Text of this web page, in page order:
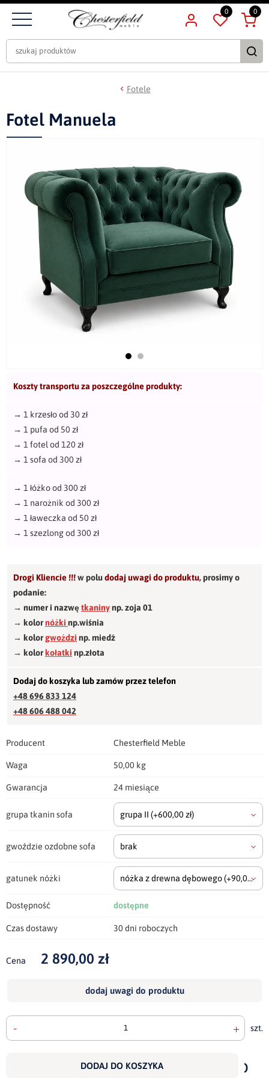
0 0
Fotele
Fotel Manuela
Koszty transportu za poszczególne produkty:
→ 1 krzesło od 30 zł
→ 1 pufa od 50 zł
→ 1 fotel od 120 zł
→ 1 sofa od 300 zł
→ 1 łóżko od 300 zł
→ 1 narożnik od 300 zł
→ 1 ławeczka od 50 zł
→ 1 szezlong od 300 zł
Drogi Kliencie !!!w poludodaj uwagi do produktu,prosimy o
podanie:
→ numer i nazwętkaninynp. zoja 01
→ kolornóżki np.wiśnia
→ kolorgwożdzi np. miedź
→ kolorkołatki np.złota
Dodaj do koszyka lub zamów przez telefon
+48 696 833 124
+48 606 488 042
Producent Chesterfield Meble
Waga 50,00 kg
Gwarancja 24 miesiące
grupa tkanin sofa grupa II (+600,00 zł)
gwoździe ozdobne sofa brak
gatunek nóżki nóżka z drewna dębowego(+90,00 zł)
Dostępność dostępne
Czas dostawy 30 dni roboczych
Cena 2 890,00 zł
dodaj uwagi do produktu
- + szt.
DODAJ DO KOSZYKA
do